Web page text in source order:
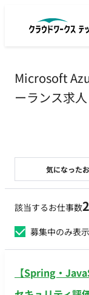
Microsoft
ーランス求
該当するお仕事数2
募集中のみ表示
【Spring・
気になった